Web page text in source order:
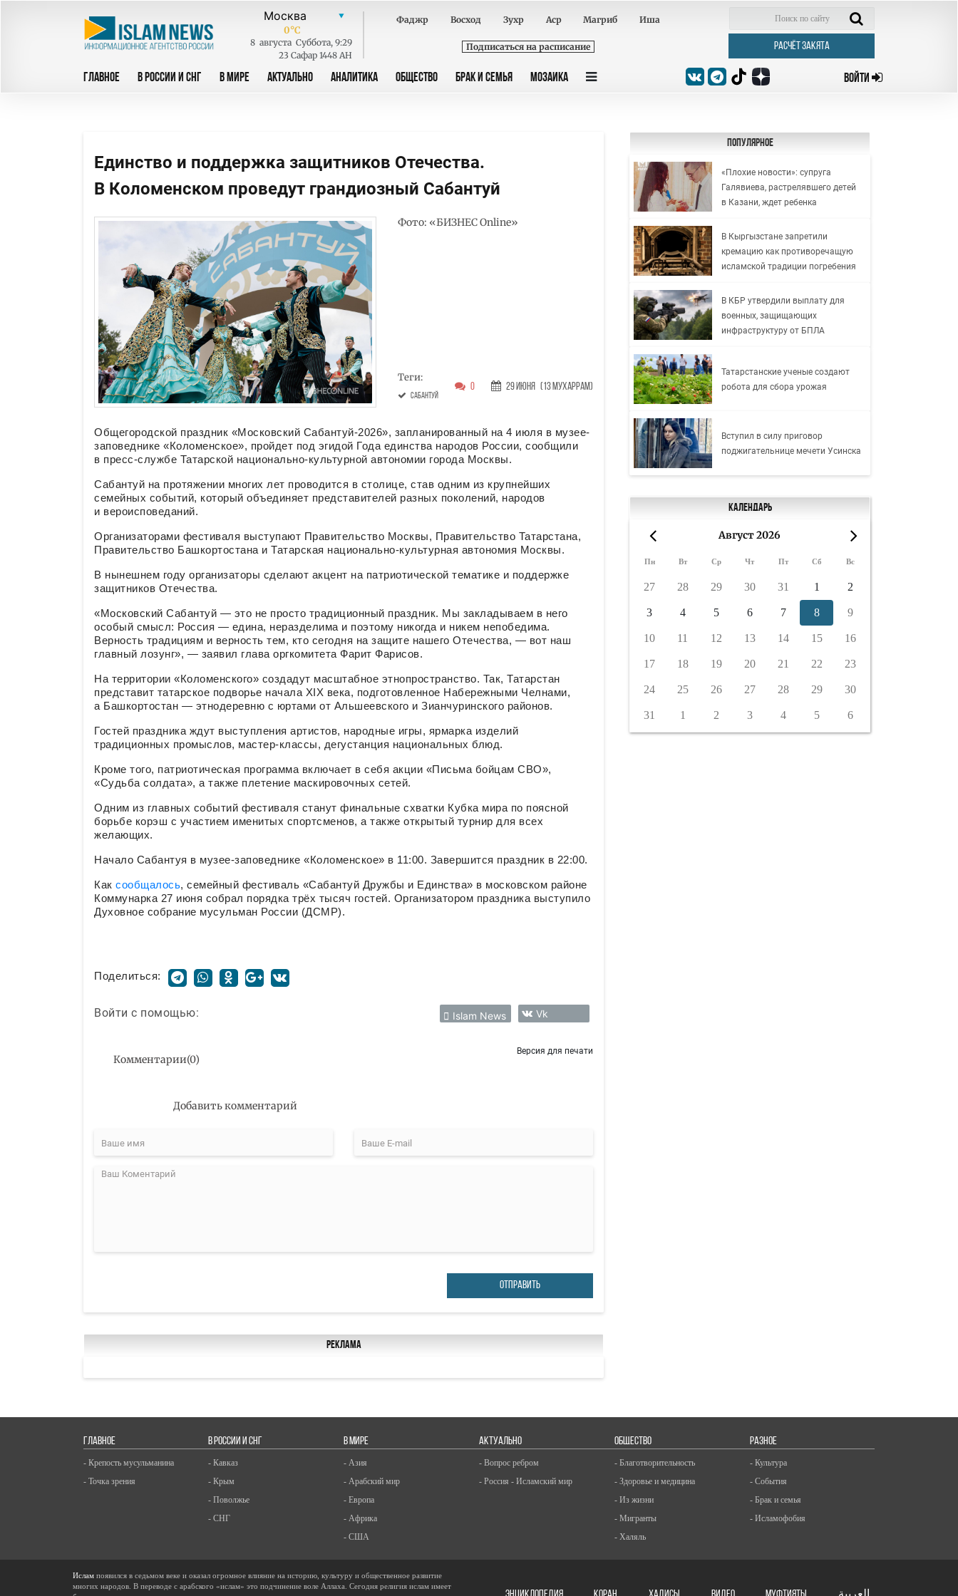
0°C
8 августа Суббота, 9:29
23 Сафар 1448 AH
Фаджр Восход Зухр Аср Магриб Иша
Подписаться на расписание РАСЧЁТ ЗАКЯТА
ГЛАВНОЕ В РОССИИ И СНГ В МИРЕ АКТУАЛЬНО АНАЛИТИКА ОБЩЕСТВО БРАК И СЕМЬЯ МОЗАИКА ВОЙТИ
Единство и поддержка защитников Отечества.
В Коломенском проведут грандиозный Сабантуй
Фото: «БИЗНЕС Online»
Теги:
Сабантуй
0 29 Июня (13 Мухаррам)
Общегородской праздник «Московский Сабантуй-2026», запланированный на 4 июля в музее-
заповеднике «Коломенское», пройдет под эгидой Года единства народов России, сообщили
в пресс-службе Татарской национально-культурной автономии города Москвы.
Сабантуй на протяжении многих лет проводится в столице, став одним из крупнейших
семейных событий, который объединяет представителей разных поколений, народов
и вероисповеданий.
Организаторами фестиваля выступают Правительство Москвы, Правительство Татарстана,
Правительство Башкортостана и Татарская национально-культурная автономия Москвы.
В нынешнем году организаторы сделают акцент на патриотической тематике и поддержке
защитников Отечества.
«Московский Сабантуй — это не просто традиционный праздник. Мы закладываем в него
особый смысл: Россия — едина, неразделима и поэтому никогда и никем непобедима.
Верность традициям и верность тем, кто сегодня на защите нашего Отечества, — вот наш
главный лозунг», — заявил глава оргкомитета Фарит Фарисов.
На территории «Коломенского» создадут масштабное этнопространство. Так, Татарстан
представит татарское подворье начала XIX века, подготовленное Набережными Челнами,
а Башкортостан — этнодеревню с юртами от Альшеевского и Зианчуринского районов.
Гостей праздника ждут выступления артистов, народные игры, ярмарка изделий
традиционных промыслов, мастер-классы, дегустанция национальных блюд.
Кроме того, патриотическая программа включает в себя акции «Письма бойцам СВО»,
«Судьба солдата», а также плетение маскировочных сетей.
Одним из главных событий фестиваля станут финальные схватки Кубка мира по поясной
борьбе корэш с участием именитых спортсменов, а также открытый турнир для всех
желающих.
Начало Сабантуя в музее-заповеднике «Коломенское» в 11:00. Завершится праздник в 22:00.
Как сообщалось, семейный фестиваль «Сабантуй Дружбы и Единства» в московском районе
Коммунарка 27 июня собрал порядка трёх тысяч гостей. Организатором праздника выступило
Духовное собрание мусульман России (ДСМР).
Поделиться:
Войти с помощью: Islam News Vk
Комментарии(0)
Версия для печати
Добавить комментарий
ОТПРАВИТЬ
Реклама
Популярное
«Плохие новости»: супруга
Галявиева, растрелявшего детей
в Казани, ждет ребенка
В Кыргызстане запретили
кремацию как противоречащую
исламской традиции погребения
В КБР утвердили выплату для
военных, защищающих
инфраструктуру от БПЛА
Татарстанские ученые создают
робота для сбора урожая
Вступил в силу приговор
поджигательнице мечети Усинска
Календарь
Август 2026
Пн Вт Ср Чт Пт Сб Вс
27 28 29 30 31 1 2
3 4 5 6 7 8 9
10 11 12 13 14 15 16
17 18 19 20 21 22 23
24 25 26 27 28 29 30
31 1 2 3 4 5 6
ГЛАВНОЕ
- Крепость мусульманина
- Точка зрения
В РОССИИ И СНГ
- Кавказ
- Крым
- Поволжье
- СНГ
В МИРЕ
- Азия
- Арабский мир
- Европа
- Африка
- США
АКТУАЛЬНО
- Вопрос ребром
- Россия - Исламский мир
ОБЩЕСТВО
- Благотворительность
- Здоровье и медицина
- Из жизни
- Мигранты
- Халяль
РАЗНОЕ
- Культура
- События
- Брак и семья
- Исламофобия
Ислам появился в седьмом веке и оказал огромное влияние на историю, культуру и общественное развитие
многих народов. В переводе с арабского «ислам» это подчинение воле Аллаха. Сегодня религия ислам имеет